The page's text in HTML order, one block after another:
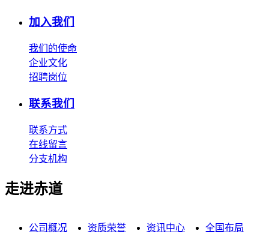
加入我们
我们的使命
企业文化
招聘岗位
联系我们
联系方式
在线留言
分支机构
走进赤道
公司概况 资质荣誉 资讯中心 全国布局